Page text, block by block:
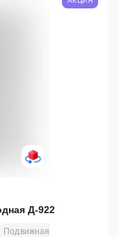
Д-922
Подвижная или глухая